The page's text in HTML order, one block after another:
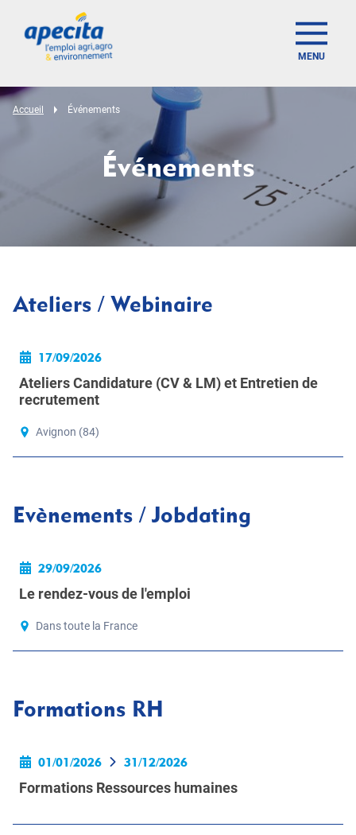
MENU
Accueil Événements
Événements
Ateliers / Webinaire
17/09/2026
Ateliers Candidature (CV & LM) et Entretien de
recrutement
Avignon (84)
Evènements / Jobdating
29/09/2026
Le rendez-vous de l'emploi
Dans toute la France
Formations RH
01/01/2026 31/12/2026
Formations Ressources humaines